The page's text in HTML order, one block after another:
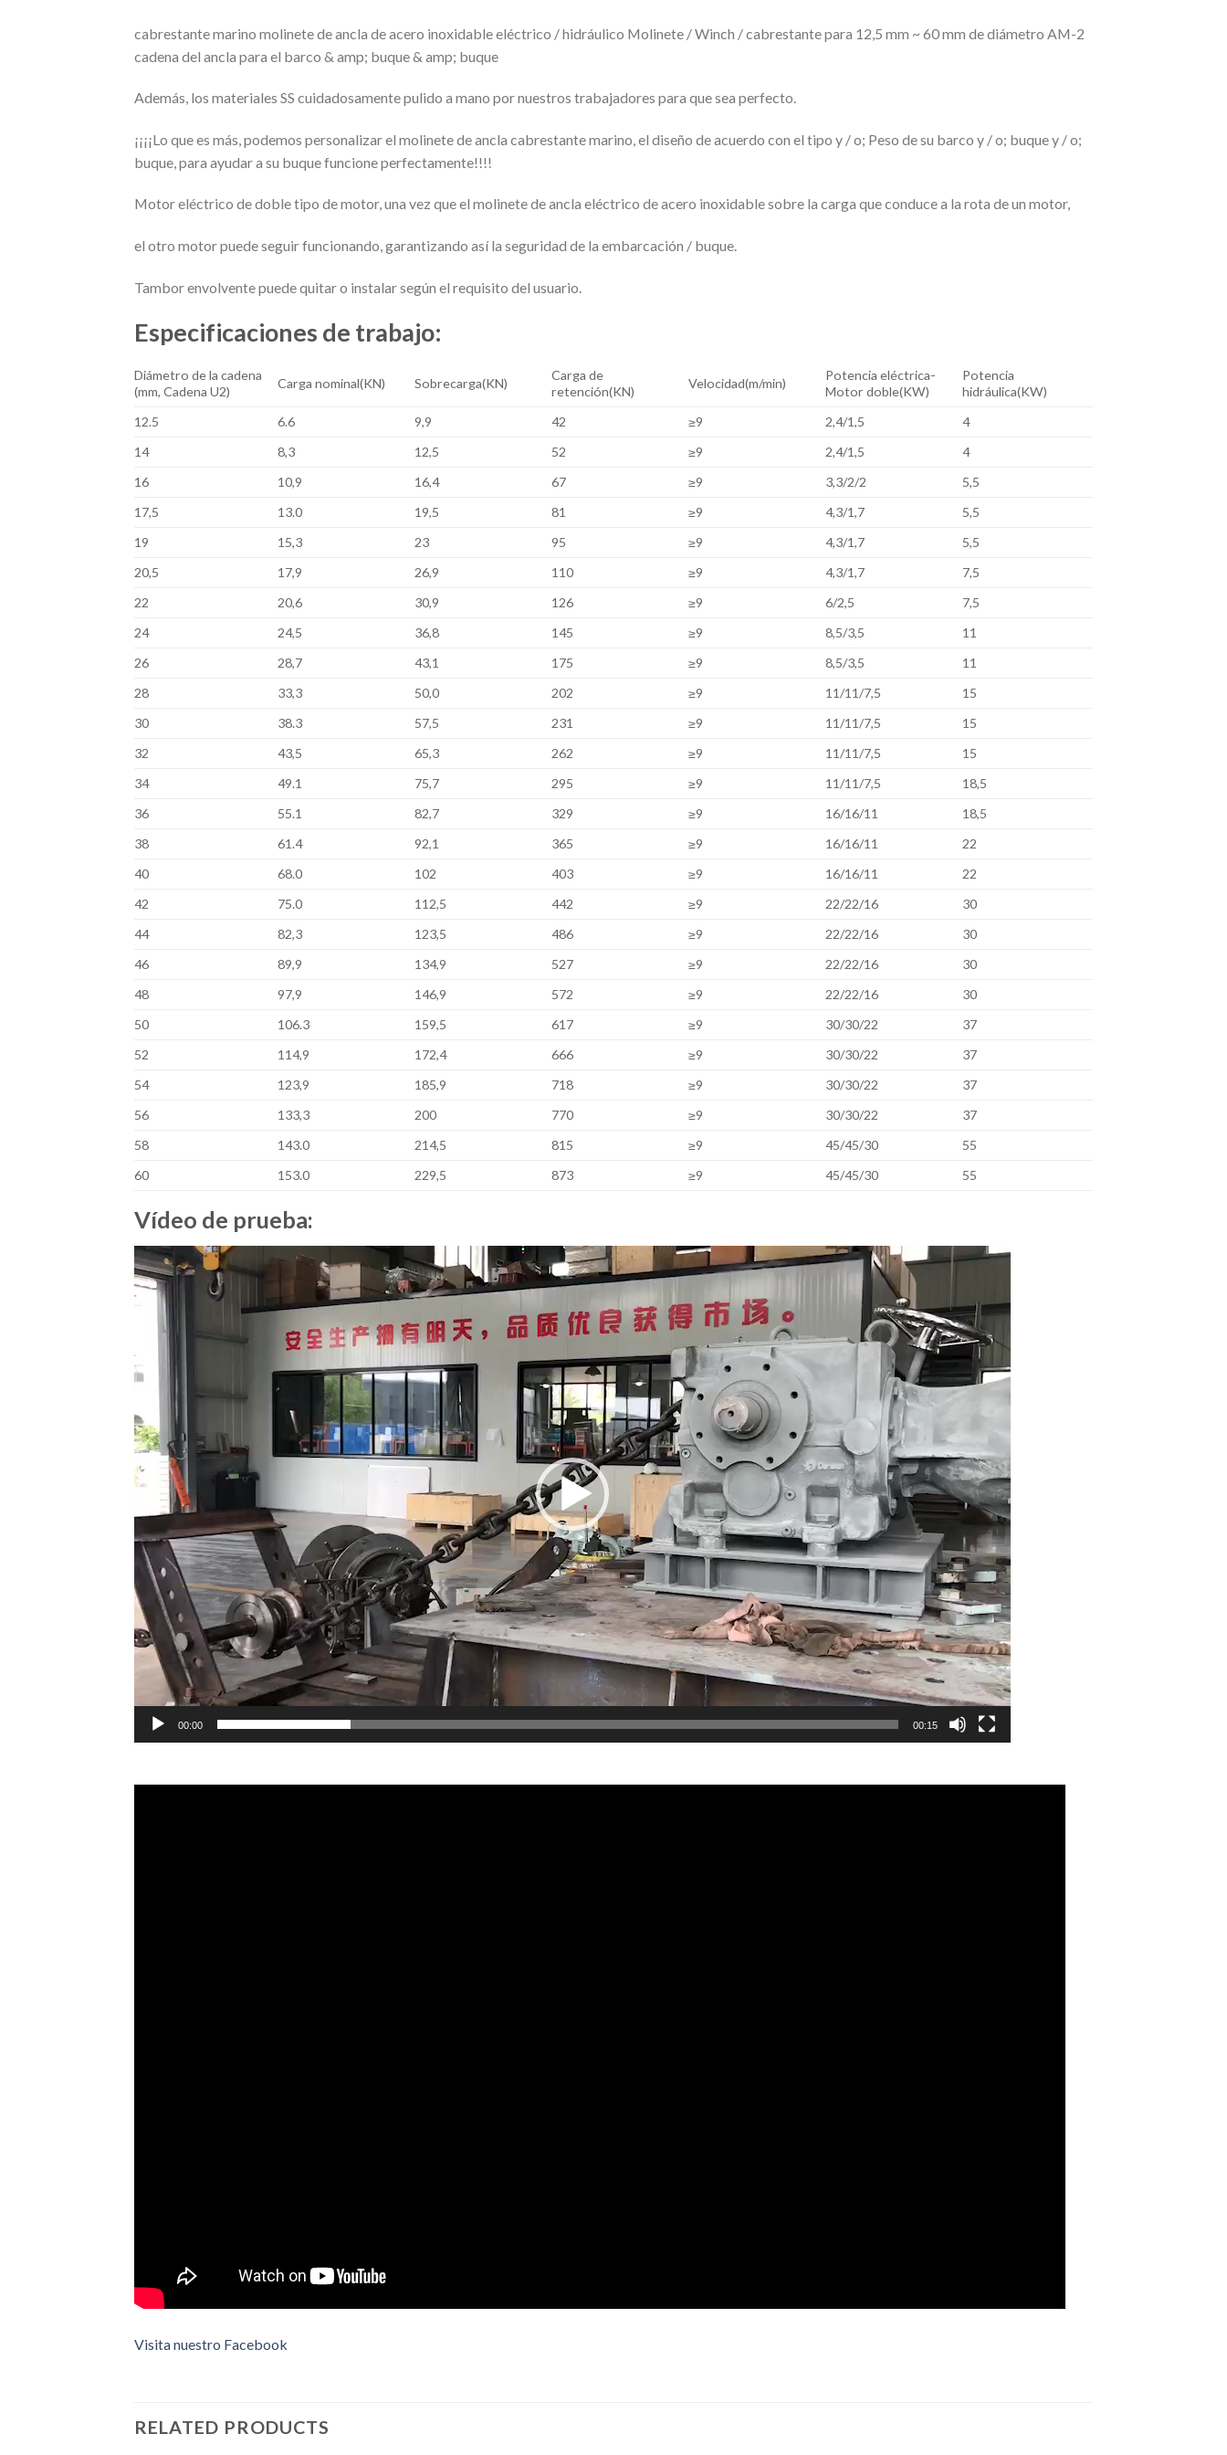
cabrestante marino molinete de ancla de acero inoxidable eléctrico / hidráulico Molinete / Winch / cabrestante para 12,5 mm ~ 60 mm de diámetro AM-2
cadena del ancla para el barco & amp; buque & amp; buque
Además, los materiales SS cuidadosamente pulido a mano por nuestros trabajadores para que sea perfecto.
¡¡¡¡Lo que es más, podemos personalizar el molinete de ancla cabrestante marino, el diseño de acuerdo con el tipo y / o; Peso de su barco y / o; buque y / o;
buque, para ayudar a su buque funcione perfectamente!!!!
Motor eléctrico de doble tipo de motor, una vez que el molinete de ancla eléctrico de acero inoxidable sobre la carga que conduce a la rota de un motor,
el otro motor puede seguir funcionando, garantizando así la seguridad de la embarcación / buque.
Tambor envolvente puede quitar o instalar según el requisito del usuario.
Especificaciones de trabajo:
Diámetro de la cadena
(mm, Cadena U2)
Carga nominal(KN) Sobrecarga(KN)
Carga de
retención(KN)
Velocidad(m/min)
Potencia eléctrica-
Motor doble(KW)
Potencia
hidráulica(KW)
12.5
6.6 9,9 42 ≥9 2,4/1,5
4
14
8,3 12,5 52 ≥9 2,4/1,5
4
16
10,9 16,4 67 ≥9 3,3/2/2
5,5
17,5
13.0 19,5 81 ≥9 4,3/1,7
5,5
19
15,3 23 95 ≥9 4,3/1,7
5,5
20,5
17,9 26,9 110 ≥9 4,3/1,7
7,5
22
20,6 30,9 126 ≥9 6/2,5
7,5
24
24,5 36,8 145 ≥9 8,5/3,5
11
26
28,7 43,1 175 ≥9 8,5/3,5
11
28
33,3 50,0 202 ≥9 11/11/7,5
15
30
38.3 57,5 231 ≥9 11/11/7,5
15
32
43,5 65,3 262 ≥9 11/11/7,5
15
34
49.1 75,7 295 ≥9 11/11/7,5
18,5
36
55.1 82,7 329 ≥9 16/16/11
18,5
38
61.4 92,1 365 ≥9 16/16/11
22
40
68.0 102 403 ≥9 16/16/11
22
42
75.0 112,5 442 ≥9 22/22/16
30
44
82,3 123,5 486 ≥9 22/22/16
30
46
89,9 134,9 527 ≥9 22/22/16
30
48
97,9 146,9 572 ≥9 22/22/16
30
50
106.3 159,5 617 ≥9 30/30/22
37
52
114,9 172,4 666 ≥9 30/30/22
37
54
123,9 185,9 718 ≥9 30/30/22
37
56
133,3 200 770 ≥9 30/30/22
37
58
143.0 214,5 815 ≥9 45/45/30
55
60
153.0 229,5 873 ≥9 45/45/30 55
Vídeo de prueba:
Video
Player
00:00 00:15
Visita nuestro Facebook
RELATED PRODUCTS